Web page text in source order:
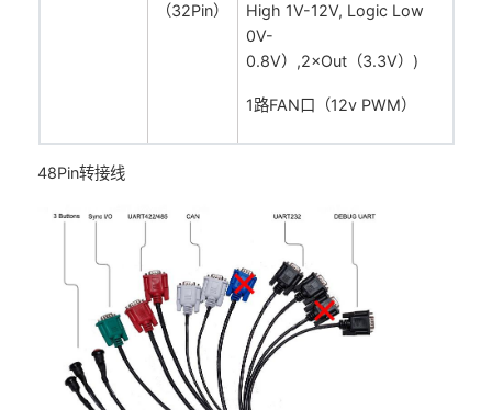
（32Pin）
High 1V-12V, Logic Low
0V-
0.8V）,2×Out（3.3V）)
1路FAN口（12v PWM）
48Pin转接线